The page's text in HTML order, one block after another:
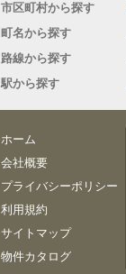
市区町村から探す
町名から探す
路線から探す
駅から探す
ホーム
会社概要
プライバシーポリシー
利用規約
サイトマップ
物件カタログ